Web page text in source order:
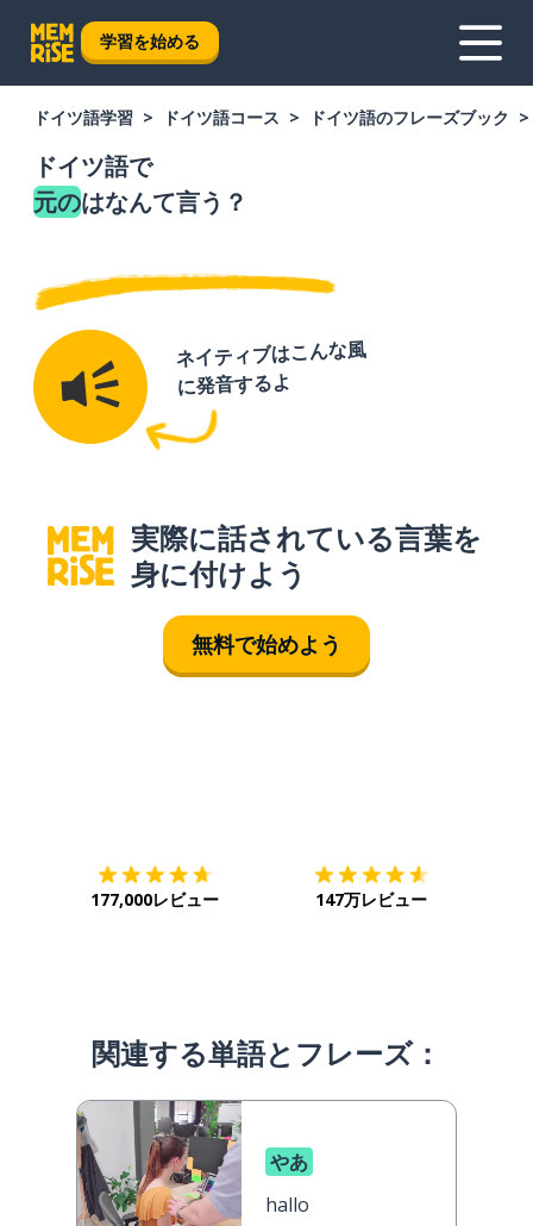
学習を始める
ドイツ語学習 ドイツ語コース ドイツ語のフレーズブック
ドイツ語で
元のはなんて言う？
ネイティブはこんな風
に発音するよ
実際に話されている言葉を
身に付けよう
無料で始めよう
177,000レビュー 147万レビュー
関連する単語とフレーズ：
やあ
hallo